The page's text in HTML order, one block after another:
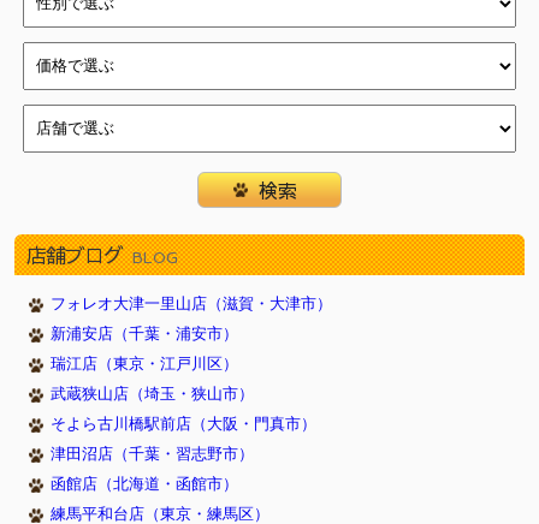
店舗ブログ BLOG
フォレオ大津一里山店（滋賀・大津市）
新浦安店（千葉・浦安市）
瑞江店（東京・江戸川区）
武蔵狭山店（埼玉・狭山市）
そよら古川橋駅前店（大阪・門真市）
津田沼店（千葉・習志野市）
函館店（北海道・函館市）
練馬平和台店（東京・練馬区）